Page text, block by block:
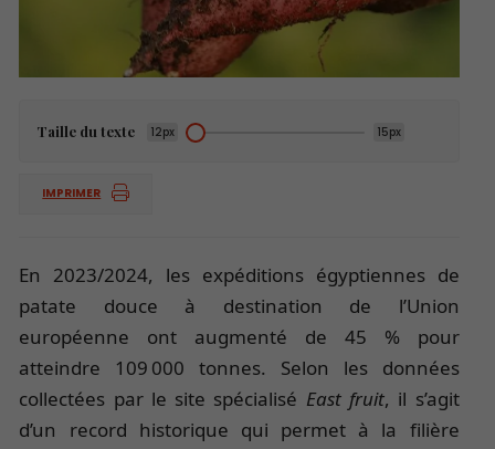
Taille du texte 12px 15px
IMPRIMER
En 2023/2024, les expéditions égyptiennes de
patate douce à destination de l’Union
européenne ont augmenté de 45 % pour
atteindre 109 000 tonnes. Selon les données
collectées par le site spécialisé East fruit, il s’agit
d’un record historique qui permet à la filière